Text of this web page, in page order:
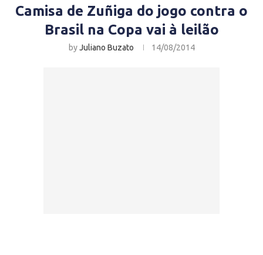
Camisa de Zuñiga do jogo contra o
Brasil na Copa vai à leilão
byJuliano Buzato 14/08/2014